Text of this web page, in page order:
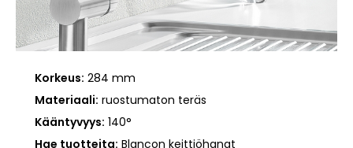
Korkeus: 284 mm
Materiaali: ruostumaton teräs
Kääntyvyys: 140°
Hae tuotteita: Blancon keittiöhanat